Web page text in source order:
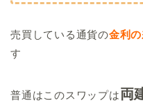
売買している通貨の金利
す
普通はこのスワップは両